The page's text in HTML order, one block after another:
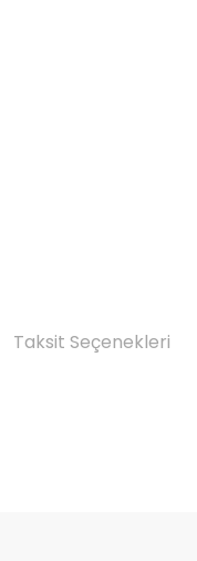
Taksit Seçenekleri